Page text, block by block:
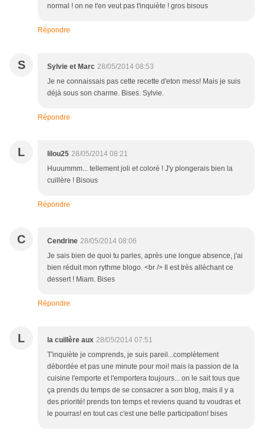
normal ! on ne t'en veut pas t'inquiète ! gros bisous
Répondre
S Sylvie et Marc 28/05/2014 08:53
Je ne connaissais pas cette recette d'eton mess! Mais je suis
déjà sous son charme. Bises. Sylvie.
Répondre
L lilou25 28/05/2014 08:21
Huuummm... tellement joli et coloré ! J'y plongerais bien la
cuillère ! Bisous
Répondre
C Cendrine 28/05/2014 08:06
Je sais bien de quoi tu parles, après une longue absence, j'ai
bien réduit mon rythme blogo. <br /> Il est très alléchant ce
dessert ! Miam. Bises
Répondre
L la cuillère aux 28/05/2014 07:51
T'inquiète je comprends, je suis pareil...complètement
débordée et pas une minute pour moi! mais la passion de la
cuisine l'emporte et l'emportera toujours... on le sait tous que
ça prends du temps de se consacrer a son blog, mais il y a
des priorité! prends ton temps et reviens quand tu voudras et
le pourras! en tout cas c'est une belle participation! bises